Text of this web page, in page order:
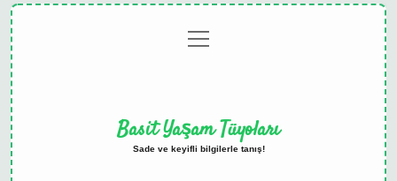
menüyü
aç
Basit Yaşam Tüyoları
Sade ve keyifli bilgilerle tanış!